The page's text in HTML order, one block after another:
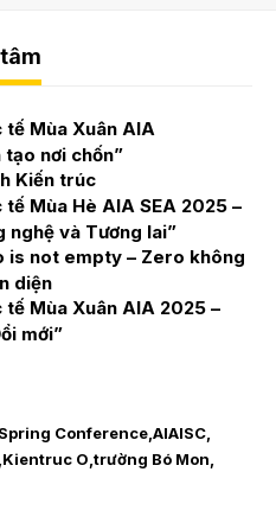
tế Mùa Xuân AIA
nơi chốn”
Kiến trúc
Mùa Hè AIA SEA 2025 –
nghệ và Tương lai”
is not empty – Zero không
diện
Mùa Xuân AIA 2025 –
mới”
Conference AIAISC
Kientruc O trường Bó Mon